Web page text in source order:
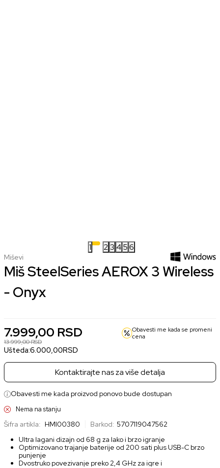
1 23 456
Miševi
Miš SteelSeries AEROX 3 Wireless
- Onyx
7.999,00 RSD
13.999,00RSD
Ušteda:6.000,00RSD
Obavesti me kada se promeni
cena
Kontaktirajte nas za više detalja
Obavesti me kada proizvod ponovo bude dostupan
Nema na stanju
Šifra artikla: HMI00380 Barkod: 5707119047562
Ultra lagani dizajn od 68 g za lako i brzo igranje
Optimizovano trajanje baterije od 200 sati plus USB-C brzo
punjenje
Dvostruko povezivanje preko 2,4 GHz za igre i